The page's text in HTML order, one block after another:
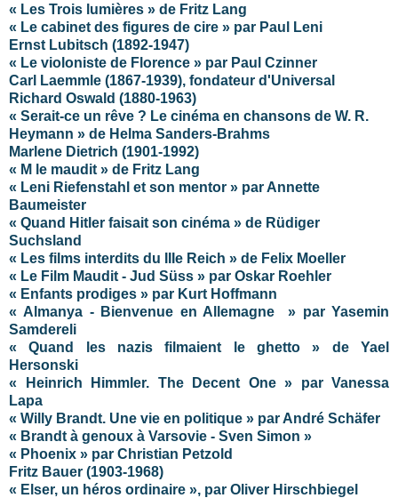
« Les Trois lumières » de Fritz Lang
« Le cabinet des figures de cire » par Paul Leni
Ernst Lubitsch (1892-1947)
« Le violoniste de Florence » par Paul Czinner
Carl Laemmle (1867-1939), fondateur d'Universal
Richard Oswald (1880-1963)
« Serait-ce un rêve ? Le cinéma en chansons de W. R.
Heymann » de Helma Sanders-Brahms
Marlene Dietrich (1901-1992)
« M le maudit » de Fritz Lang
« Leni Riefenstahl et son mentor » par Annette
Baumeister
« Quand Hitler faisait son cinéma » de Rüdiger
Suchsland
« Les films interdits du IIIe Reich » de Felix Moeller
« Le Film Maudit - Jud Süss » par Oskar Roehler
« Enfants prodiges » par Kurt Hoffmann
« Almanya - Bienvenue en Allemagne » par Yasemin
Samdereli
« Quand les nazis filmaient le ghetto » de Yael
Hersonski
« Heinrich Himmler. The Decent One » par Vanessa
Lapa
« Willy Brandt. Une vie en politique » par André Schäfer
« Brandt à genoux à Varsovie - Sven Simon »
« Phoenix » par Christian Petzold
Fritz Bauer (1903-1968)
« Elser, un héros ordinaire », par Oliver Hirschbiegel